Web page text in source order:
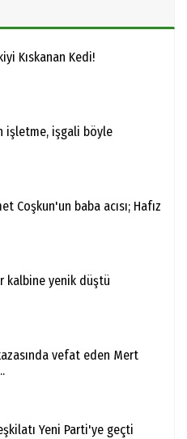
Kıskanan Kedi!
işletme, işgali böyle
Coşkun'un baba acısı; Hafız
kalbine yenik düştü
vefat eden Mert
Yeni Parti'ye geçti